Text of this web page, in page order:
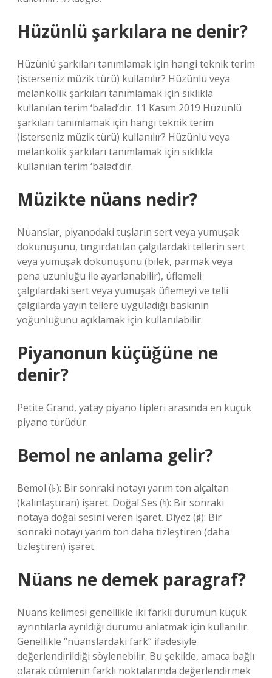
Hüzünlü şarkılara ne denir?
Hüzünlü şarkıları tanımlamak için hangi teknik terim
(isterseniz müzik türü) kullanılır? Hüzünlü veya
melankolik şarkıları tanımlamak için sıklıkla
kullanılan terim ‘balad’dır. 11 Kasım 2019 Hüzünlü
şarkıları tanımlamak için hangi teknik terim
(isterseniz müzik türü) kullanılır? Hüzünlü veya
melankolik şarkıları tanımlamak için sıklıkla
kullanılan terim ‘balad’dır.
Müzikte nüans nedir?
Nüanslar, piyanodaki tuşların sert veya yumuşak
dokunuşunu, tıngırdatılan çalgılardaki tellerin sert
veya yumuşak dokunuşunu (bilek, parmak veya
pena uzunluğu ile ayarlanabilir), üflemeli
çalgılardaki sert veya yumuşak üflemeyi ve telli
çalgılarda yayın tellere uyguladığı baskının
yoğunluğunu açıklamak için kullanılabilir.
Piyanonun küçüğüne ne
denir?
Petite Grand, yatay piyano tipleri arasında en küçük
piyano türüdür.
Bemol ne anlama gelir?
Bemol (♭): Bir sonraki notayı yarım ton alçaltan
(kalınlaştıran) işaret. Doğal Ses (♮): Bir sonraki
notaya doğal sesini veren işaret. Diyez (♯): Bir
sonraki notayı yarım ton daha tizleştiren (daha
tizleştiren) işaret.
Nüans ne demek paragraf?
Nüans kelimesi genellikle iki farklı durumun küçük
ayrıntılarla ayrıldığı durumu anlatmak için kullanılır.
Genellikle “nüanslardaki fark” ifadesiyle
değerlendirildiği söylenebilir. Bu şekilde, amaca bağlı
olarak cümlenin farklı noktalarında değerlendirmek